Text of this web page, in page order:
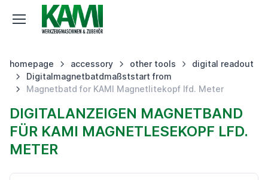
homepage accessory other tools
digital readout
Digitalmagnetbatdmaßststart from
Magnetbatd for KAMI Magnetlitekopf lfd. Meter
DIGITALANZEIGEN MAGNETBAND
FÜR KAMI MAGNETLESEKOPF LFD.
METER